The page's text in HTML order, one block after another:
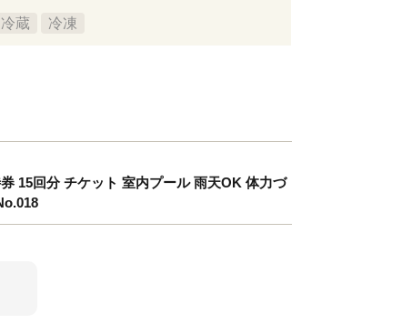
冷蔵 冷凍
15回分 チケット 室内プール 雨天OK 体力づ